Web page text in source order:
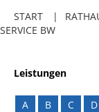
START
SERVICE BW
Leistungen
A B C D